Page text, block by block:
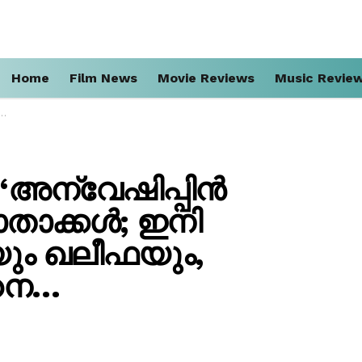
Home Film News Movie Reviews Music
ഇനി
ഖലീഫയും,